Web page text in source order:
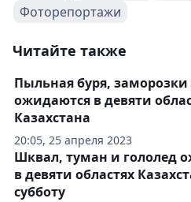
Фоторепортажи
Читайте также
20:05, 25 апреля 2023
Пыльная буря, заморозки
ожидаются в девяти
Казахстана
Шквал, туман и гололед
в девяти областях
субботу